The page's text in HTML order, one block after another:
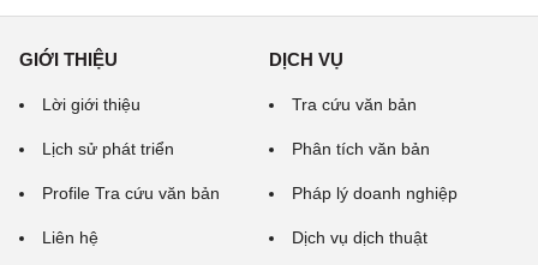
GIỚI THIỆU
Lời giới thiệu
Lịch sử phát triển
Profile Tra cứu văn bản
Liên hệ
DỊCH VỤ
Tra cứu văn bản
Phân tích văn bản
Pháp lý doanh nghiệp
Dịch vụ dịch thuật